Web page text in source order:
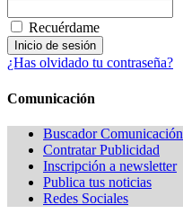
Recuérdame
¿Has olvidado tu contraseña?
Comunicación
Buscador Comunicación
Contratar Publicidad
Inscripción a newsletter
Publica tus noticias
Redes Sociales